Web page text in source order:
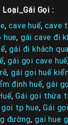
Gọi :
,cave huế,cave
hue, gái cave đi
,gái đi khách
,gái gọi cave huế
,gái gọi huế
định huế,gái
,Gái gọi thừa
goi tp hue,Gái
đường,gai hue